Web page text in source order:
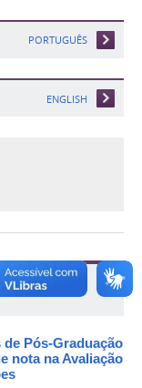
PORTUGUÊS
ENGLISH
Pós-Graduação
nota na Avaliação